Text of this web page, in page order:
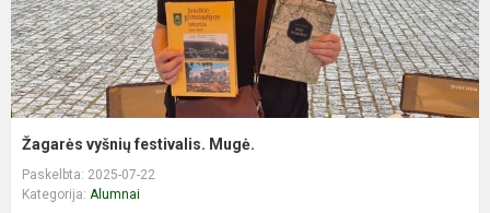
Žagarės vyšnių festivalis. Mugė.
Paskelbta: 2025-07-22
Kategorija: Alumnai